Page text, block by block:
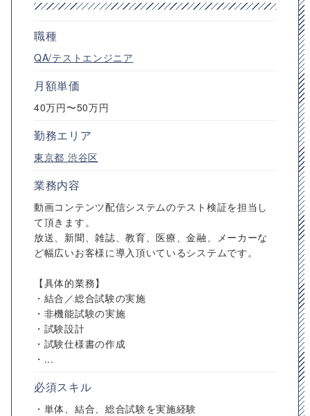
職種
QA/テストエンジニア
月額単価
40万円〜50万円
勤務エリア
東京都 渋谷区
業務内容
動画コンテンツ配信システムのテスト検証を担当し
て頂きます。
放送、新聞、雑誌、教育、医療、金融、メーカーな
ど幅広いお客様に導入頂いているシステムです。
【具体的業務】
・結合／総合試験の実施
・非機能試験の実施
・試験設計
・試験仕様書の作成
・...
必須スキル
・単体、結合、総合試験を実施経験